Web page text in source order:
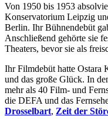
Von 1950 bis 1953
Konservatorium Leipzig
Berlin. Ihr Bühnendebüt
Anschließend gehörte sie
Theaters, bevor sie als
Ihr Filmdebüt hatte Ostara
und das große Glück. In
mehr als 40 Film- und
die DEFA und das
Drosselbart, Zeit der